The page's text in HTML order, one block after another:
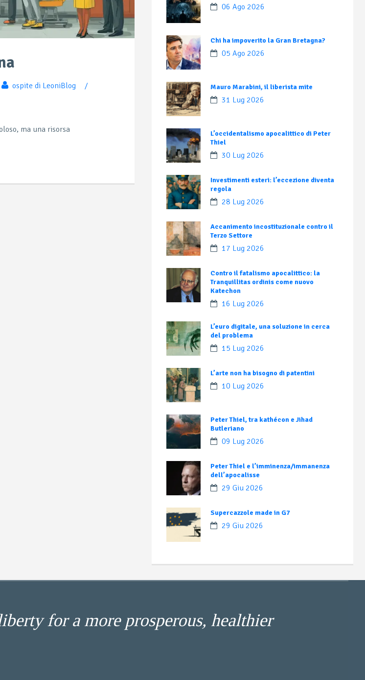
ospite di LeoniBlog
/
ma una risorsa
06 Ago 2026
Chi ha impoverito la Gran Bretagna?
05 Ago 2026
Mauro Marabini, il liberista mite
31 Lug 2026
L’occidentalismo apocalittico di Peter
Thiel
30 Lug 2026
Investimenti esteri: l’eccezione diventa
regola
28 Lug 2026
Accanimento incostituzionale contro il
Terzo Settore
17 Lug 2026
Contro il fatalismo apocalittico: la
Tranquillitas ordinis come nuovo
Katechon
16 Lug 2026
L’euro digitale, una soluzione in cerca
del problema
15 Lug 2026
L’arte non ha bisogno di patentini
10 Lug 2026
Peter Thiel, tra kathécon e Jihad
Butleriano
09 Lug 2026
Peter Thiel e l’imminenza/immanenza
dell’apocalisse
29 Giu 2026
Supercazzole made in G7
29 Giu 2026
for a more prosperous, healthier